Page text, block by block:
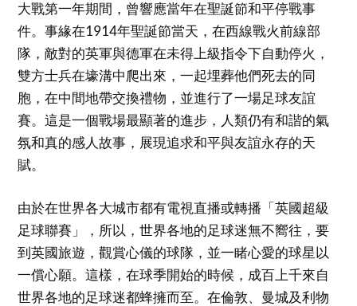
大戰第一年期間，曾響應當年在聖誕節和平停戰事
件。事緣在1914年聖誕節當天，在西線戰火前線部
隊，敵對的英軍與德軍在未得上級指令下自動停火，
雙方士兵在壕溝中爬出來，一起埋葬他們死去的同
胞，在中間地帶交換禮物，並進行了一場足球友誼
賽。這是一個戰場最顯著的進步，人類仍有和諧的氣
氛和真的感人故事，展現追求和平與友誼永存的天
賦。
由於在世界各大城市都有電視直播或轉播「英國超級
足球聯賽」，所以，世界各地的足球迷無不嚮往，要
到英國旅遊，觀賞心儀的球隊，並一睹心愛的球星以
一償心願。這樣，在球季開始的時候，成百上千來自
世界各地的足球迷都蜂擁而至。在倫敦、曼城及利物